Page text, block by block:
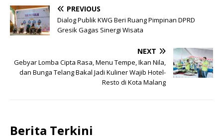
PREVIOUS
Dialog Publik KWG Beri Ruang Pimpinan DPRD
Gresik Gagas Sinergi Wisata
NEXT
Gebyar Lomba Cipta Rasa, Menu Tempe, Ikan Nila,
dan Bunga Telang Bakal Jadi Kuliner Wajib Hotel-
Resto di Kota Malang
Berita Terkini